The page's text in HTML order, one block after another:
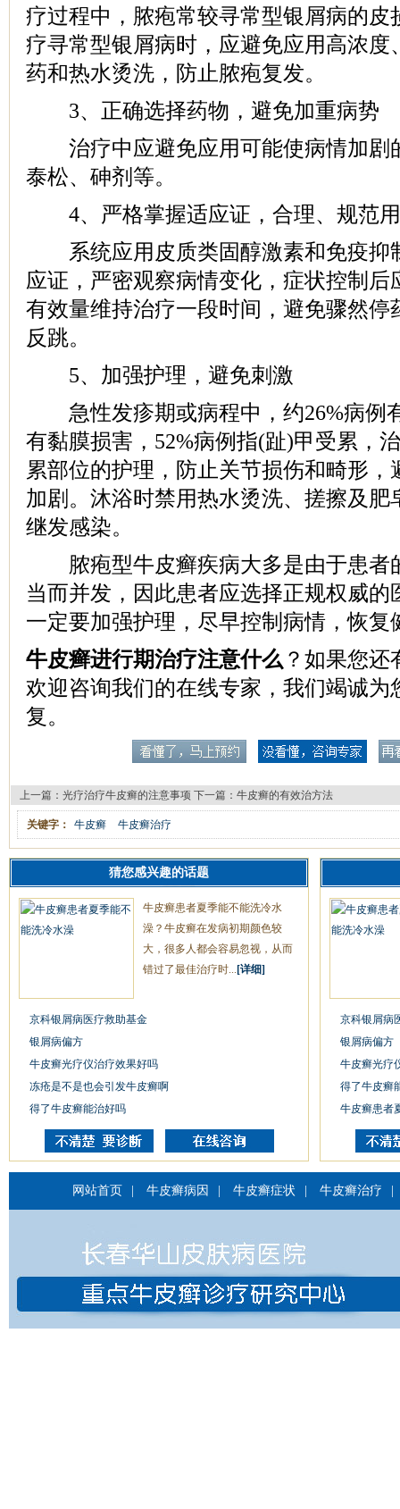
疗过程中，脓疱常较寻常型银屑病的皮
疗寻常型银屑病时，应避免应用高浓度
药和热水烫洗，防止脓疱复发。
3、正确选择药物，避免加重病势
治疗中应避免应用可能使病情加剧
泰松、砷剂等。
4、严格掌握适应证，合理、规范
系统应用皮质类固醇激素和免疫抑
应证，严密观察病情变化，症状控制后
有效量维持治疗一段时间，避免骤然停
反跳。
5、加强护理，避免刺激
急性发疹期或病程中，约26%病例
有黏膜损害，52%病例指(趾)甲受累，
累部位的护理，防止关节损伤和畸形，
加剧。沐浴时禁用热水烫洗、搓擦及肥
继发感染。
脓疱型牛皮癣疾病大多是由于患者
当而并发，因此患者应选择正规权威的
一定要加强护理，尽早控制病情，恢复
牛皮癣进行期治疗注意什么 ？如果您
欢迎咨询我们的在线专家，我们竭诚为
复。
上一篇： 光疗治疗牛皮癣的注意事项 下一篇： 牛皮癣的有效治方法
关键字： 牛皮癣 牛皮癣治疗
猜您感兴趣的话题
牛皮癣患者夏季能不能洗冷水
澡？牛皮癣在发病初期颜色较
大，很多人都会容易忽视，从而
错过了最佳治疗时... [详细]
京科银屑病医疗救助基金
银屑病偏方
牛皮癣光疗仪治疗效果好吗
冻疮是不是也会引发牛皮癣啊
得了牛皮癣能治好吗
京科银屑病
银屑病偏方
牛皮癣光疗
得了牛皮癣
牛皮癣患者
网站首页 牛皮癣病因 牛皮癣症状 牛皮癣治疗